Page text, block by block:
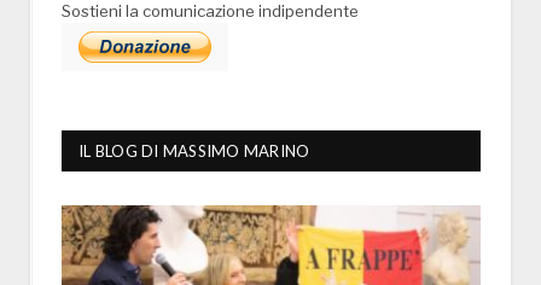
Sostieni la comunicazione indipendente
IL BLOG DI MASSIMO MARINO